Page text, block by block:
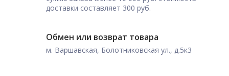
доставки составляет 300 руб.
Обмен или возврат товара
м. Варшавская, Болотниковская ул., д.5к3